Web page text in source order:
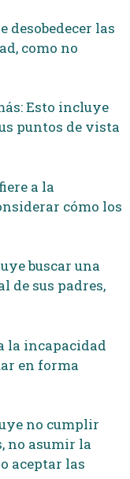
desobedecer las
como no
Esto incluye
puntos de vista
a la
cómo los
buscar una
de sus padres,
la incapacidad
en forma
no cumplir
no asumir la
aceptar las